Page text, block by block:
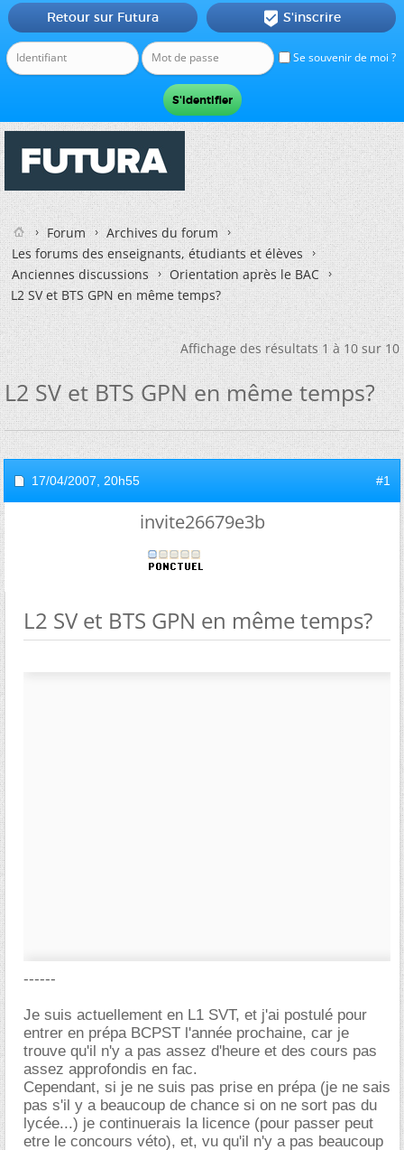
Se souvenir de moi ?
Retour sur Futura  S'inscrire
Forum
Archives du forum
Les forums des enseignants, étudiants et élèves
Anciennes discussions
Orientation après le BAC
L2 SV et BTS GPN en même temps?
Affichage des résultats 1 à 10 sur 10
L2 SV et BTS GPN en même temps?
17/04/2007, 20h55 #1
invite26679e3b
L2 SV et BTS GPN en même temps?
------
Je suis actuellement en L1 SVT, et j'ai postulé pour
entrer en prépa BCPST l'année prochaine, car je
trouve qu'il n'y a pas assez d'heure et des cours pas
assez approfondis en fac.
Cependant, si je ne suis pas prise en prépa (je ne sais
pas s'il y a beaucoup de chance si on ne sort pas du
lycée...) je continuerais la licence (pour passer peut
etre le concours véto), et, vu qu'il n'y a pas beaucoup